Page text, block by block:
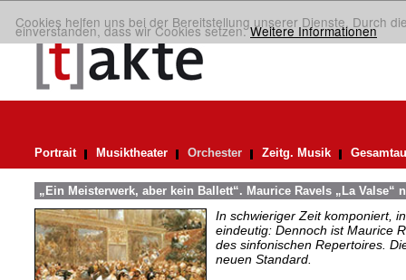
Cookies helfen uns bei der Bereitstellung unserer Dienste. Durch
einverstanden, dass wir Cookies setzen.Weitere Informationen
Portrait Musiktheater Orchester Zeitg. Musik
„Ein Meisterwerk, aber kein Ballett“. Maurice Ravels „La Valse“
In schwieriger Zeit komponiert,
eindeutig: Dennoch ist Maurice
des sinfonischen Repertoires.
neuen Standard.